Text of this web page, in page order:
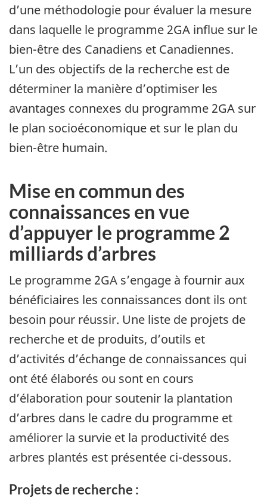
d’une méthodologie pour évaluer la mesure
dans laquelle le programme 2GA influe sur le
bien-être des Canadiens et Canadiennes.
L’un des objectifs de la recherche est de
déterminer la manière d’optimiser les
avantages connexes du programme 2GA sur
le plan socioéconomique et sur le plan du
bien-être humain.
Mise en commun des
connaissances en vue
d’appuyer le programme 2
milliards d’arbres
Le programme 2GA s’engage à fournir aux
bénéficiaires les connaissances dont ils ont
besoin pour réussir. Une liste de projets de
recherche et de produits, d’outils et
d’activités d’échange de connaissances qui
ont été élaborés ou sont en cours
d’élaboration pour soutenir la plantation
d’arbres dans le cadre du programme et
améliorer la survie et la productivité des
arbres plantés est présentée ci-dessous.
Projets de recherche :